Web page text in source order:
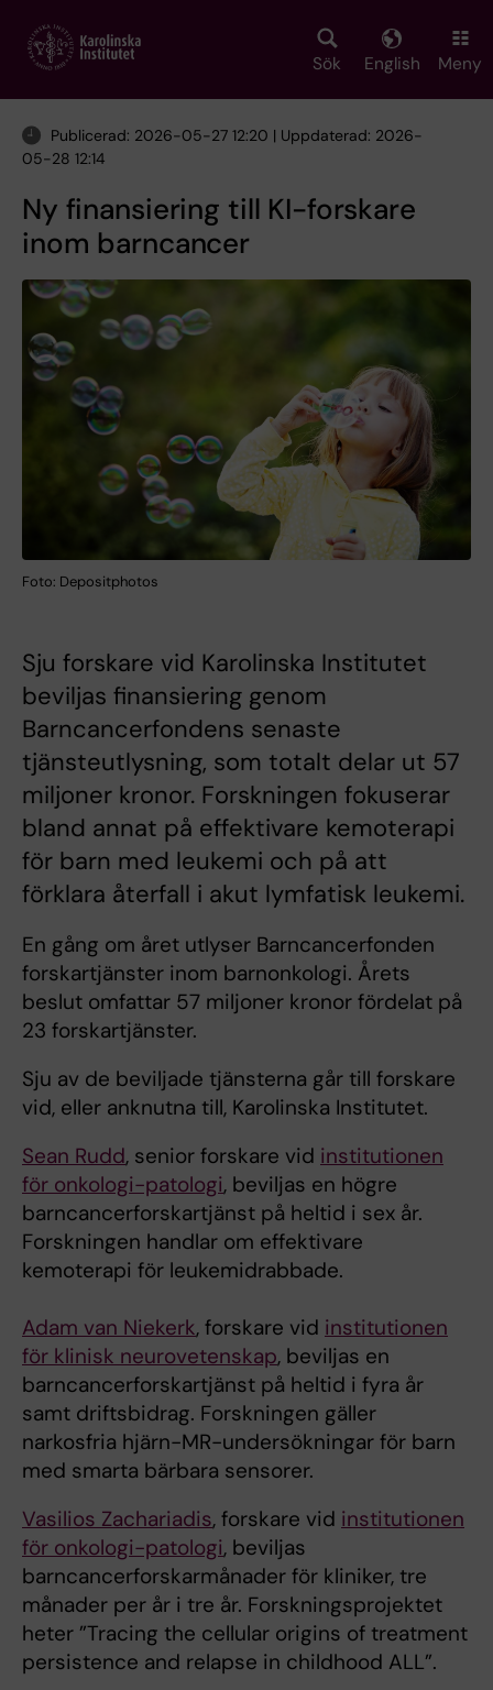
main
Sök English Meny
Publicerad: 2026-05-27 12:20 | Uppdaterad: 2026-
05-28 12:14
Ny finansiering till KI-forskare
inom barncancer
Foto: Depositphotos
Sju forskare vid Karolinska Institutet
beviljas finansiering genom
Barncancerfondens senaste
tjänsteutlysning, som totalt delar ut 57
miljoner kronor. Forskningen fokuserar
bland annat på effektivare kemoterapi
för barn med leukemi och på att
förklara återfall i akut lymfatisk leukemi.
En gång om året utlyser Barncancerfonden
forskartjänster inom barnonkologi. Årets
beslut omfattar 57 miljoner kronor fördelat på
23 forskartjänster.
Sju av de beviljade tjänsterna går till forskare
vid, eller anknutna till, Karolinska Institutet.
Sean Rudd, senior forskare vid institutionen
för onkologi-patologi, beviljas en högre
barncancerforskartjänst på heltid i sex år.
Forskningen handlar om effektivare
kemoterapi för leukemidrabbade.
Adam van Niekerk, forskare vid institutionen
för klinisk neurovetenskap, beviljas en
barncancerforskartjänst på heltid i fyra år
samt driftsbidrag. Forskningen gäller
narkosfria hjärn-MR-undersökningar för barn
med smarta bärbara sensorer.
Vasilios Zachariadis, forskare vid institutionen
för onkologi-patologi, beviljas
barncancerforskarmånader för kliniker, tre
månader per år i tre år. Forskningsprojektet
heter ”Tracing the cellular origins of treatment
persistence and relapse in childhood ALL”.